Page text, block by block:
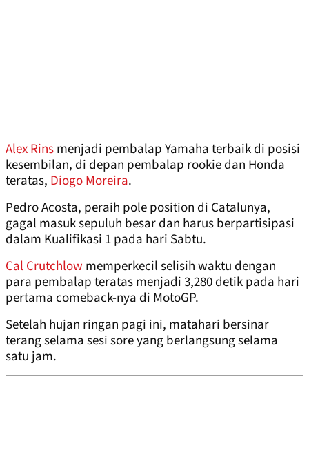
Alex Rinsmenjadi pembalap Yamaha terbaik di posisi
kesembilan, di depan pembalap rookie dan Honda
teratas, Diogo Moreira.
Pedro Acosta, peraih pole position di Catalunya,
gagal masuk sepuluh besar dan harus berpartisipasi
dalam Kualifikasi 1 pada hari Sabtu.
Cal Crutchlow memperkecil selisih waktu dengan
para pembalap teratas menjadi 3,280 detik pada hari
pertama comeback-nya di MotoGP.
Setelah hujan ringan pagi ini, matahari bersinar
terang selama sesi sore yang berlangsung selama
satu jam.